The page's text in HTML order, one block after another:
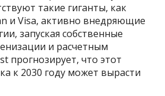
такие гиганты, как
и Visa, активно внедряющие
запуская собственные
и расчетным
прогнозирует, что этот
к 2030 году может вырасти